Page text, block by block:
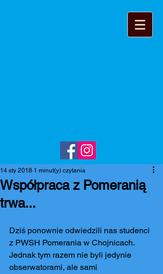
Współpraca z Pomeranią
trwa...
14 sty 2018 1 minut(y) czytania
Dziś ponownie odwiedzili nas studenci
z PWSH Pomerania w Chojnicach.
Jednak tym razem nie byli jedynie
obserwatorami, ale sami